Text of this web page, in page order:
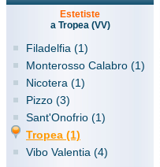
Estetiste
a Tropea (VV)
Filadelfia (1)
Monterosso Calabro (1)
Nicotera (1)
Pizzo (3)
Sant'Onofrio (1)
Tropea (1)
Vibo Valentia (4)